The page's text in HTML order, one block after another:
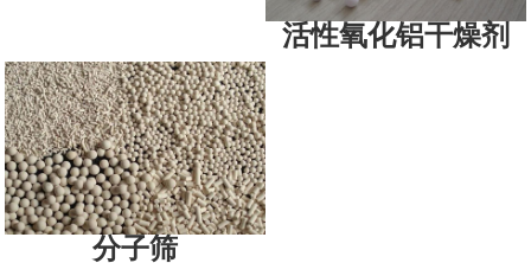
活性氧化铝干燥剂
分子筛